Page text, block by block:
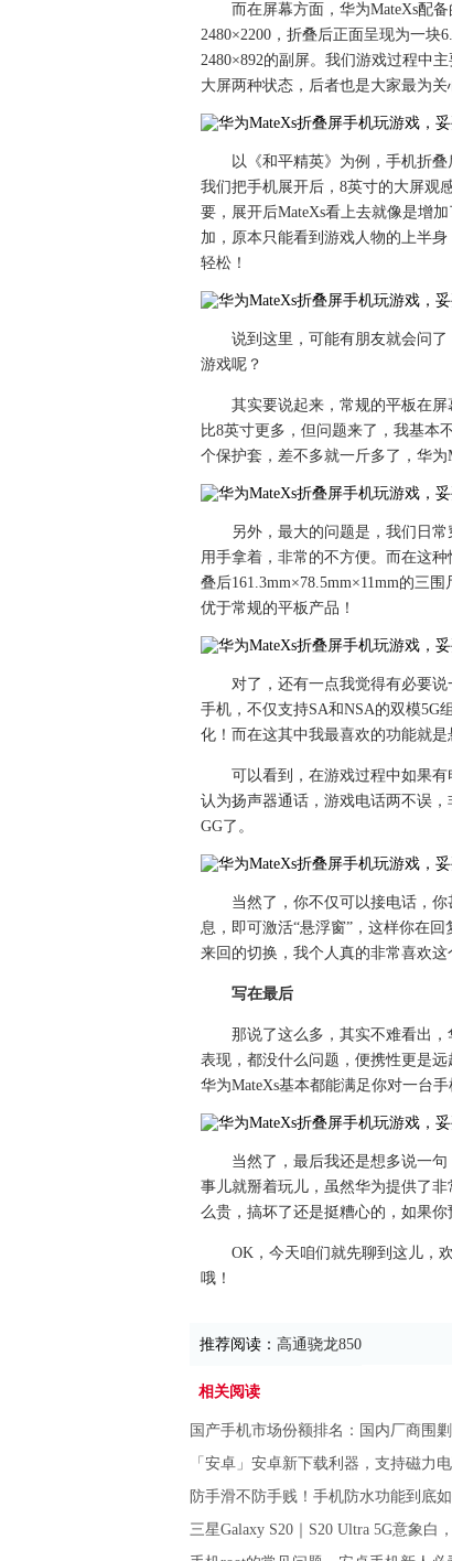
而在屏幕方面，华为MateXs配
2480×2200，折叠后正面呈现为一块
2480×892的副屏。我们游戏过程中
大屏两种状态，后者也是大家最为关
以《和平精英》为例，手机折
我们把手机展开后，8英寸的大屏观
要，展开后MateXs看上去就像是增
加，原本只能看到游戏人物的上半
轻松！
说到这里，可能有朋友就会问
游戏呢？
其实要说起来，常规的平板在
比8英寸更多，但问题来了，我基本
个保护套，差不多就一斤多了，华为
另外，最大的问题是，我们日
用手拿着，非常的不方便。而在这
叠后161.3mm×78.5mm×11mm的三
优于常规的平板产品！
对了，还有一点我觉得有必要
手机，不仅支持SA和NSA的双模5G
化！而在这其中我最喜欢的功能就是
可以看到，在游戏过程中如果
认为扬声器通话，游戏电话两不误
GG了。
当然了，你不仅可以接电话，
息，即可激活“悬浮窗”，这样你在
来回的切换，我个人真的非常喜欢这
写在最后
那说了这么多，其实不难看出
表现，都没什么问题，便携性更是
华为MateXs基本都能满足你对一台手
当然了，最后我还是想多说一
事儿就掰着玩儿，虽然华为提供了
么贵，搞坏了还是挺糟心的，如果
OK，今天咱们就先聊到这儿，
哦！
推荐阅读： 高通骁龙850
相关阅读
国产手机市场份额排名：国内厂商围
「安卓」安卓新下载利器，支持磁力
防手滑不防手贱！手机防水功能到底
三星Galaxy S20｜S20 Ultra 5G意象白